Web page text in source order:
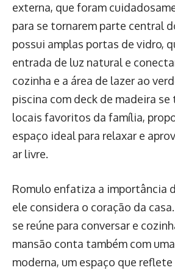
externa, que foram
para se tornarem parte central
possui amplas portas de vidro,
entrada de luz natural e
cozinha e a área de lazer ao
piscina com deck de madeira
locais favoritos da família,
espaço ideal para relaxar e
ar livre.
Romulo enfatiza a importância
ele considera o coração da
se reúne para conversar e
mansão conta também com
moderna, um espaço que